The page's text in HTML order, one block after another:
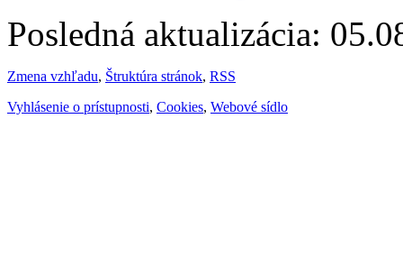
Posledná aktualizácia:
Zmena vzhľadu, Štruktúra stránok, RSS
Vyhlásenie o prístupnosti, Cookies, Webové sídlo